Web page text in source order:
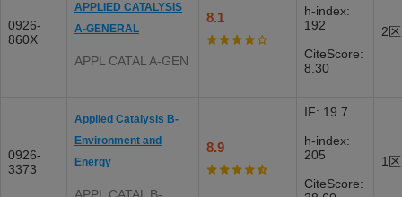
0926-
860X
APPLIED CATALYSIS
A-GENERAL
APPL CATAL A-GEN
8.1
h-index:
192
CiteScore:
8.30
2区
0926-
3373
Applied Catalysis B-
Environment and
Energy
8.9
IF: 19.7
h-index:
205
CiteScore:
1区